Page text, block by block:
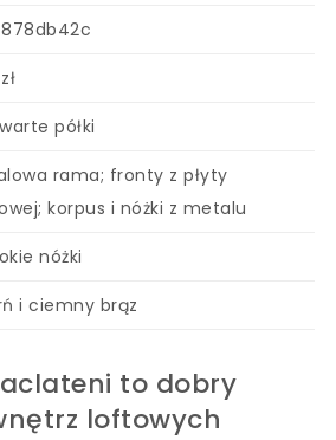
półki
rama; fronty z płyty
korpus i nóżki z metalu
nóżki
i ciemny brąz
to dobry
loftowych